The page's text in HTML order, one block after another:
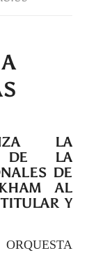
LA
DE LA
DE
AL
Y